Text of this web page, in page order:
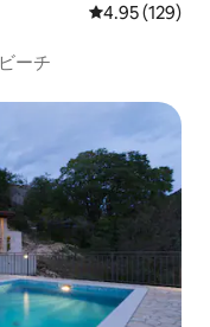
レビュー129
4.95 (129)
ビーチ